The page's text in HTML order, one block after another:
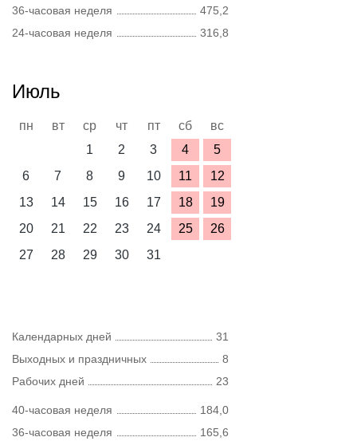
36-часовая неделя
475,2
24-часовая неделя
316,8
Июль
пн вт ср чт пт сб
вс
1
2 3 4
5
6
7 8 9 10 11
12
13
14 15 16 17 18
19
20
21 22 23 24 25
26
27
28 29 30 31
Календарных дней
31
Выходных и праздничных
8
Рабочих дней
23
40-часовая неделя
184,0
36-часовая неделя
165,6